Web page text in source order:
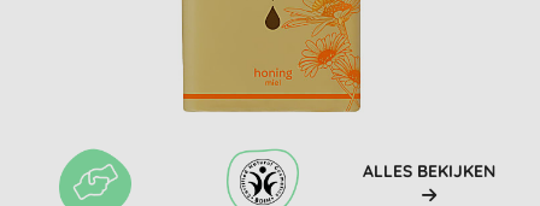
ALLES BEKIJKEN